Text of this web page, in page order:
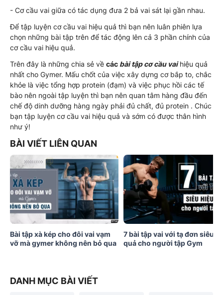
- Cơ cầu vai giữa có tác dụng đưa 2 bả vai sát lại gần nhau.
Để tập luyện cơ cầu vai hiệu quả thì bạn nên luân phiên lựa
chọn những bài tập trên để tác động lên cả 3 phần chính của
cơ cầu vai hiệu quả.
Trên đây là những chia sẻ về các bài tập cơ cầu vaihiệu quả
nhất cho Gymer. Mấu chốt của việc xây dựng cơ bắp to, chắc
khỏe là việc tổng hợp protein (đạm) và việc phục hồi các tế
bào nên ngoài tập luyện thì bạn nên quan tâm hàng đầu đến
chế độ dinh dưỡng hàng ngày phải đủ chất, đủ protein . Chúc
bạn tập luyện cơ cầu vai hiệu quả và sớm có được thân hình
như ý!
BÀI VIẾT LIÊN QUAN
Bài tập xà kép cho đôi vai vạm
vỡ mà gymer không nên bỏ qua
7 bài tập vai với tạ đơn siêu
quả cho người tập Gym
DANH MỤC BÀI VIẾT